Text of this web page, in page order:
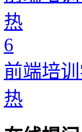
热
6
前端培
热